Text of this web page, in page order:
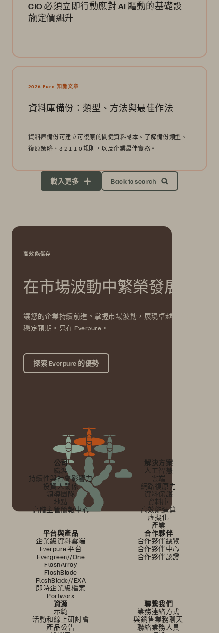
CIO 必須立即行動應對 AI 驅動的基礎設
施定價飆升
2026 Pure 知識文章
資料庫備份：類型、方法與最佳作法
資料庫備份可建立可復原的關鍵資料副本。了解備份類型、
復原策略、3-2-1-1-0 規則，以及企業最佳實務。
載入更多 Back to search
高效能儲存
在市場波動中繁榮發展
讓您的企業持續前進。掌握市場波動，展現卓越效率與
穩定預期。只在 Everpure。
探索 Everpure 的優勢
公司
職涯
持續性與社會影響力
投資人關係
領導團隊
地點
高階主管簡報中心
解決方案
人工智慧
雲端
網路復原力
資料保護
資料庫
高效能運算
虛擬化
產業
平台與產品
企業級資料雲端
Everpure 平台
Evergreen//One
FlashArray
FlashBlade
FlashBlade//EXA
即時企業級檔案
Portworx
合作夥伴
合作夥伴總覽
合作夥伴中心
合作夥伴認證
資源
示範
活動和線上研討會
產品公告
聯繫我們
業務連絡方式
與銷售業務聊天
聯絡業務人員